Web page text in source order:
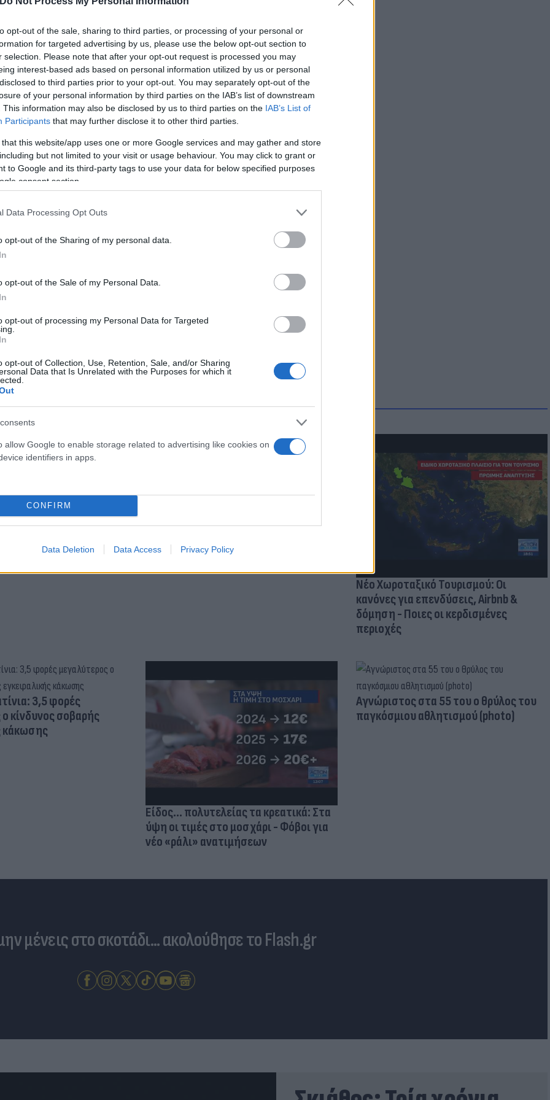
opt-out of the sale, sharing to third parties, or processing of your personal or
for targeted advertising by us, please use the below opt-out section to
selection. Please note that after your opt-out request is processed you may
interest-based ads based on personal information utilized by us or personal
to third parties prior to your opt-out. You may separately opt-out of the
of your personal information by third parties on the IAB’s list of downstream
This information may also be disclosed by us to third parties on the IAB’s List of
Participants that may further disclose it to other third parties.
that this website/app uses one or more Google services and may gather and store
but not limited to your visit or usage behaviour. You may click to grant or
to Google and its third-party tags to use your data for below specified purposes
consent section.
Data Processing Opt Outs
opt-out of the Sharing of my personal data.
opt-out of the Sale of my Personal Data.
opt-out of processing my Personal Data for Targeted
opt-out of Collection, Use, Retention, Sale, and/or Sharing
Data that Is Unrelated with the Purposes for which it
allow Google to enable storage related to advertising like cookies on
identifiers in apps.
CONFIRM
Data Deletion Data Access Privacy Policy
τον γιο του
Και οι μαϊμούδες έχουν κατοικίδια! Οι
Νέο Χωροταξικό Τουρισμού: Οι
κανόνες για επενδύσεις, Airbnb &
δόμηση - Ποιες οι κερδισμένες
περιοχές
3,5 φορές
κίνδυνος σοβαρής
κάκωσης
Είδος... πολυτελείας τα κρεατικά: Στα
ύψη οι τιμές στο μοσχάρι - Φόβοι για
νέο «ράλι» ανατιμήσεων
Aγνώριστος στα 55 του ο θρύλος του
παγκόσμιου αθλητισμού (photo)
μένεις στο σκοτάδι... ακολούθησε το Flash.gr